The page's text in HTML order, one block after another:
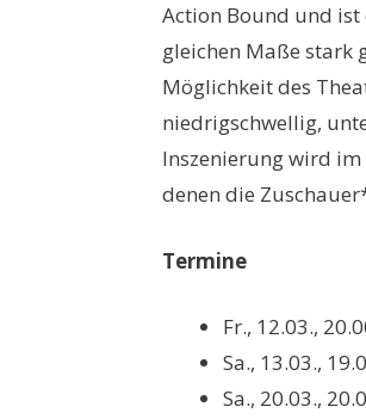
Action Bound und
gleichen Maße stark
Möglichkeit des
niedrigschwellig,
Inszenierung wird im
denen die
Termine
Fr., 12.03.,
Sa., 13.03.,
Sa., 20.03.,